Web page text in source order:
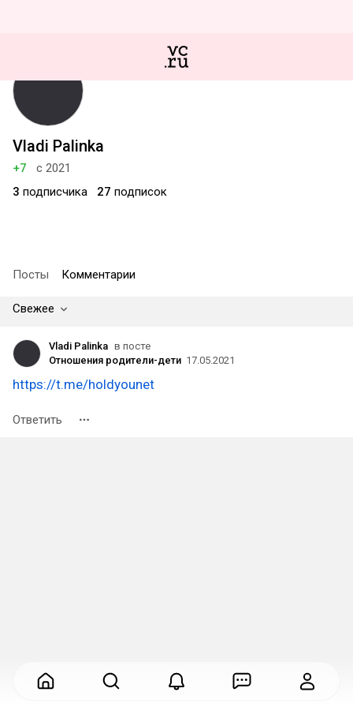
Vladi Palinka
+7
с 2021
3 подписчика 27 подписок
Посты Комментарии
Свежее
Vladi Palinka в посте
Отношения родители-дети 17.05.2021
https://t.me/holdyounet
Ответить